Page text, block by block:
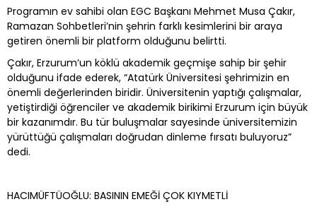
Programın ev sahibi olan EGC Başkanı Mehmet Musa Çakır,
Ramazan Sohbetleri’nin şehrin farklı kesimlerini bir araya
getiren önemli bir platform olduğunu belirtti.
Çakır, Erzurum’un köklü akademik geçmişe sahip bir şehir
olduğunu ifade ederek, “Atatürk Üniversitesi şehrimizin en
önemli değerlerinden biridir. Üniversitenin yaptığı çalışmalar,
yetiştirdiği öğrenciler ve akademik birikimi Erzurum için büyük
bir kazanımdır. Bu tür buluşmalar sayesinde üniversitemizin
yürüttüğü çalışmaları doğrudan dinleme fırsatı buluyoruz”
dedi.
HACIMÜFTÜOĞLU: BASININ EMEĞİ ÇOK KIYMETLİ